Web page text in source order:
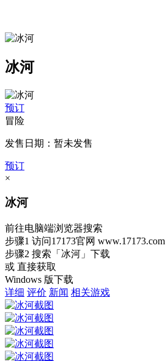
冰河
预订
冒险
发售日期：暂未发售
预订
×
冰河
前往电脑端浏览器搜索
步骤1 访问17173官网 www.17173.com
步骤2 搜索 「冰河」 下载
或 直接获取
Windows 版下载
详细 评价 新闻 相关游戏